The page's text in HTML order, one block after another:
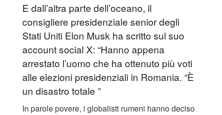
E dall’altra parte dell’oceano, il
consigliere presidenziale senior degli
Stati Uniti Elon Musk ha scritto sul suo
account social X: “Hanno appena
arrestato l’uomo che ha ottenuto più voti
alle elezioni presidenziali in Romania. “È
un disastro totale ”
In parole povere, i globalisti rumeni hanno deciso